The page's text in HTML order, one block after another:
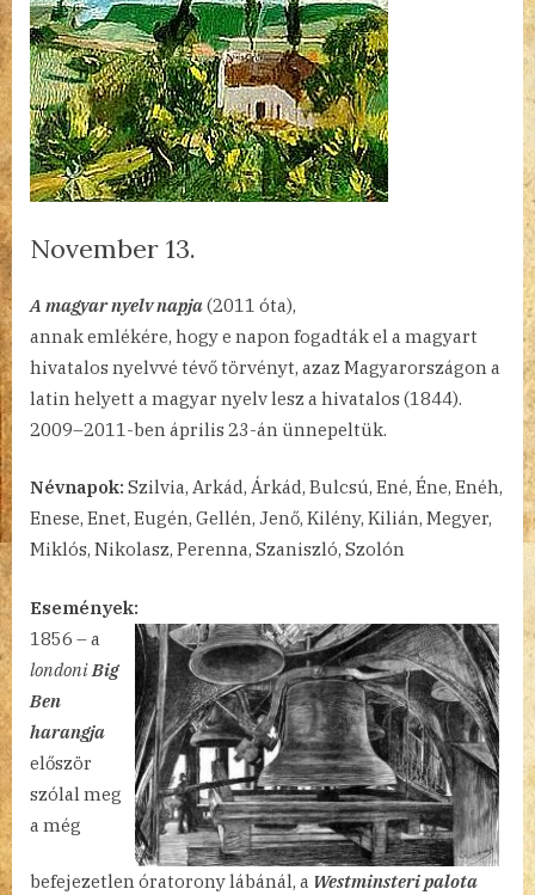
November 13.
on
November
13.
bejegyzéshez
A magyar nyelv napja(2011 óta),
annak emlékére, hogy e napon fogadták el a magyart
hivatalos nyelvvé tévő törvényt, azaz Magyarországon a
latin helyett a magyar nyelv lesz a hivatalos (1844).
2009–2011-ben április 23-án ünnepeltük.
Névnapok: Szilvia, Arkád, Árkád, Bulcsú, Ené, Éne, Enéh,
Enese, Enet, Eugén, Gellén, Jenő, Kilény, Kilián, Megyer,
Miklós, Nikolasz, Perenna, Szaniszló, Szolón
Események:
1856 –a
londoni Big
Ben
harangja
először
szólal meg
a még
befejezetlen óratorony lábánál, a Westminsteri palota